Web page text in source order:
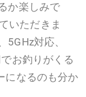
か楽しみで
いただきま
対応、
お釣りがくる
になるのも分か